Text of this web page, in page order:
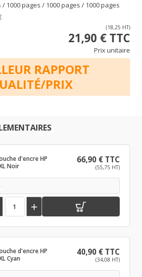
/ 1000 pages / 1000 pages / 1000 pages
(18,25 HT)
21,90 € TTC
Prix unitaire
RAPPORT
PRIX
d'encre HP
Noir
66,90 € TTC
(55,75 HT)

d'encre HP
Cyan
40,90 € TTC
(34,08 HT)